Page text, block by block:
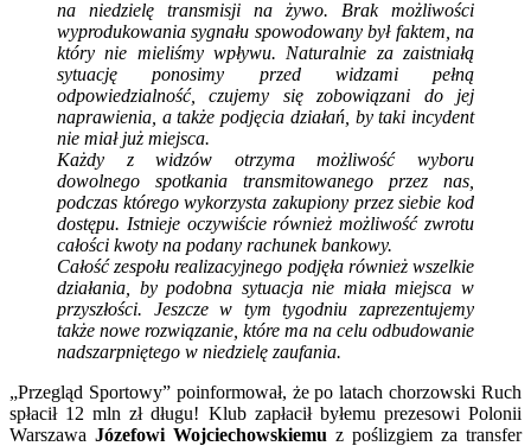
na niedzielę transmisji na żywo. Brak możliwości
wyprodukowania sygnału spowodowany był faktem, na
który nie mieliśmy wpływu. Naturalnie za zaistniałą
sytuację ponosimy przed widzami pełną
odpowiedzialność, czujemy się zobowiązani do jej
naprawienia, a także podjęcia działań, by taki incydent
nie miał już miejsca.
Każdy z widzów otrzyma możliwość wyboru
dowolnego spotkania transmitowanego przez nas,
podczas którego wykorzysta zakupiony przez siebie kod
dostępu. Istnieje oczywiście również możliwość zwrotu
całości kwoty na podany rachunek bankowy.
Całość zespołu realizacyjnego podjęła również wszelkie
działania, by podobna sytuacja nie miała miejsca w
przyszłości. Jeszcze w tym tygodniu zaprezentujemy
także nowe rozwiązanie, które ma na celu odbudowanie
nadszarpniętego w niedzielę zaufania.
„Przegląd Sportowy” poinformował, że po latach chorzowski Ruch
spłacił 12 mln zł długu! Klub zapłacił byłemu prezesowi Polonii
Warszawa Józefowi Wojciechowskiemu z poślizgiem za transfer